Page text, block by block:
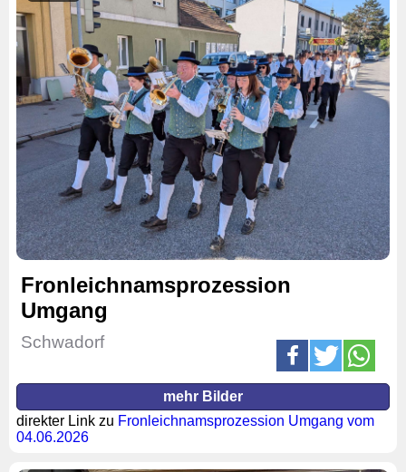
Fronleichnamsprozession
Umgang
Schwadorf
mehr Bilder
direkter Link zu Fronleichnamsprozession Umgang vom
04.06.2026